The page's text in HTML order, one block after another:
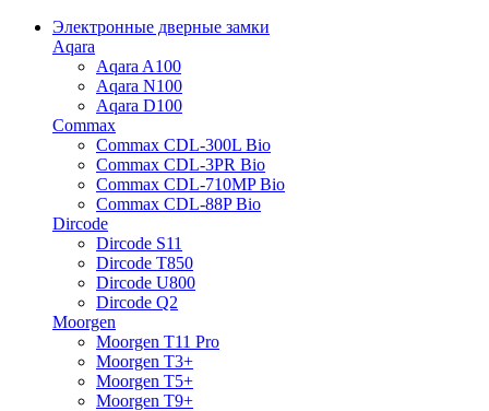
Электронные дверные замки
Aqara
Aqara A100
Aqara N100
Aqara D100
Commax
Commax CDL-300L Bio
Commax CDL-3PR Bio
Commax CDL-710MP Bio
Commax CDL-88P Bio
Dircode
Dircode S11
Dircode T850
Dircode U800
Dircode Q2
Moorgen
Moorgen T11 Pro
Moorgen T3+
Moorgen T5+
Moorgen T9+